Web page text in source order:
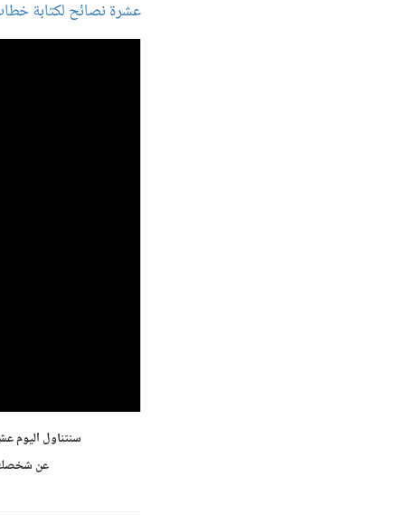
عشرة نصائح لكتابة
سنتناول اليوم
عن شخصك